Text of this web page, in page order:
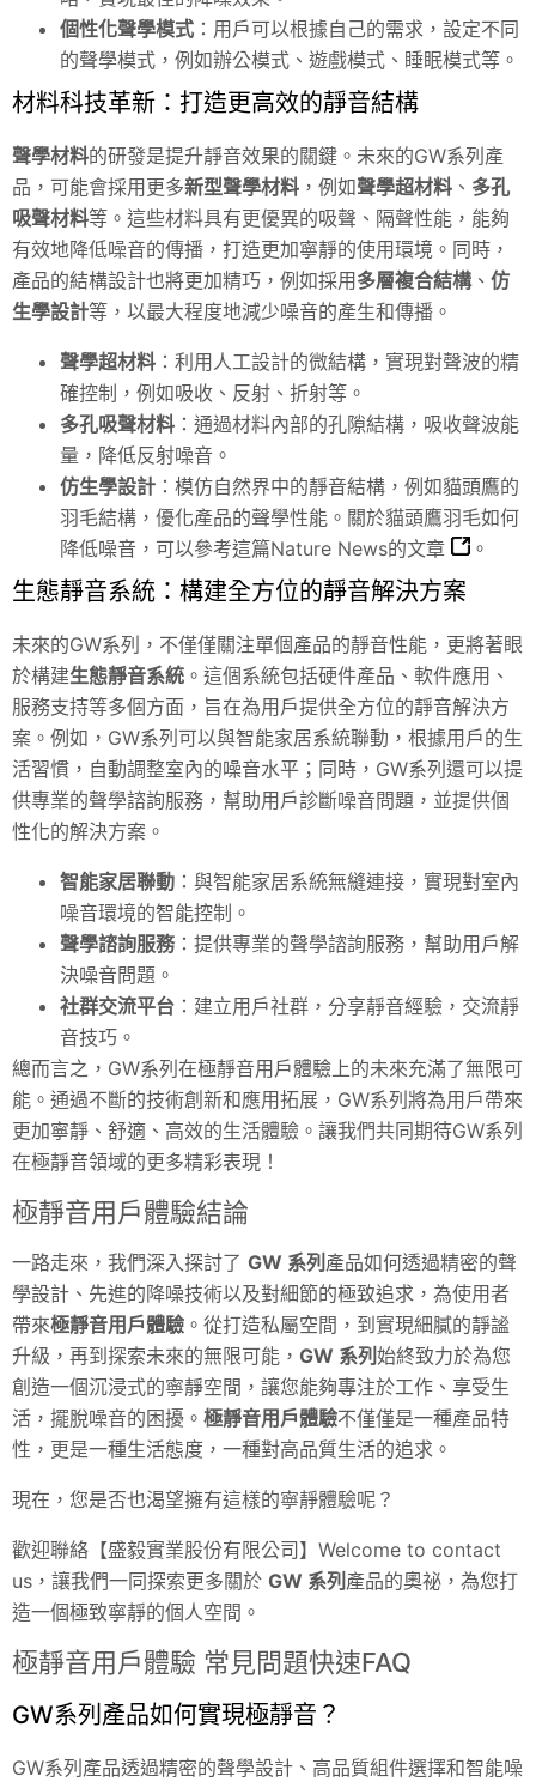
個性化聲學模式 ：用戶可以根據自己的需求，設定不同
的聲學模式，例如辦公模式、遊戲模式、睡眠模式等。
材料科技革新：打造更高效的靜音結構
聲學材料的研發是提升靜音效果的關鍵。未來的GW系列產
品，可能會採用更多新型聲學材料 ，例如聲學超材料 、 多孔
吸聲材料等。這些材料具有更優異的吸聲、隔聲性能，能夠
有效地降低噪音的傳播，打造更加寧靜的使用環境。同時，
產品的結構設計也將更加精巧，例如採用 多層複合結構、 仿
生學設計等，以最大程度地減少噪音的產生和傳播。
聲學超材料 ：利用人工設計的微結構，實現對聲波的精
確控制，例如吸收、反射、折射等。
多孔吸聲材料 ：通過材料內部的孔隙結構，吸收聲波能
量，降低反射噪音。
仿生學設計 ：模仿自然界中的靜音結構，例如貓頭鷹的
羽毛結構，優化產品的聲學性能。關於貓頭鷹羽毛如何
降低噪音，可以參考這篇Nature News的文章 。
生態靜音系統：構建全方位的靜音解決方案
未來的GW系列，不僅僅關注單個產品的靜音性能，更將著眼
於構建生態靜音系統 。這個系統包括硬件產品、軟件應用、
服務支持等多個方面，旨在為用戶提供全方位的靜音解決方
案。例如，GW系列可以與智能家居系統聯動，根據用戶的生
活習慣，自動調整室內的噪音水平；同時，GW系列還可以提
供專業的聲學諮詢服務，幫助用戶診斷噪音問題，並提供個
性化的解決方案。
智能家居聯動 ：與智能家居系統無縫連接，實現對室內
噪音環境的智能控制。
聲學諮詢服務 ：提供專業的聲學諮詢服務，幫助用戶解
決噪音問題。
社群交流平台 ：建立用戶社群，分享靜音經驗，交流靜
音技巧。
總而言之，GW系列在極靜音用戶體驗上的未來充滿了無限可
能。通過不斷的技術創新和應用拓展，GW系列將為用戶帶來
更加寧靜、舒適、高效的生活體驗。讓我們共同期待GW系列
在極靜音領域的更多精彩表現！
極靜音用戶體驗結論
一路走來，我們深入探討了 GW 系列 產品如何透過精密的聲
學設計、先進的降噪技術以及對細節的極致追求，為使用者
帶來極靜音用戶體驗 。從打造私屬空間，到實現細膩的靜謐
升級，再到探索未來的無限可能， GW 系列 始終致力於為您
創造一個沉浸式的寧靜空間，讓您能夠專注於工作、享受生
活，擺脫噪音的困擾。 極靜音用戶體驗不僅僅是一種產品特
性，更是一種生活態度，一種對高品質生活的追求。
現在，您是否也渴望擁有這樣的寧靜體驗呢？
歡迎聯絡【盛毅實業股份有限公司】Welcome to contact
us，讓我們一同探索更多關於 GW 系列 產品的奧祕，為您打
造一個極致寧靜的個人空間。
極靜音用戶體驗 常見問題快速FAQ
GW系列產品如何實現極靜音？
GW系列產品透過精密的聲學設計、高品質組件選擇和智能噪